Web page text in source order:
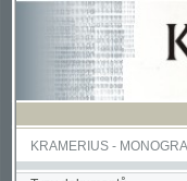
KRAMERIUS-
Typy dokumentů